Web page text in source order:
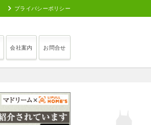
プライバシーポリシー
会社案内 お問合せ